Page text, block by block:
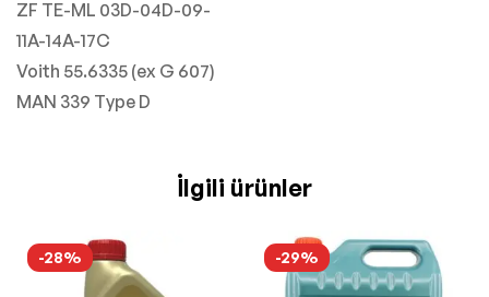
ZF TE-ML 03D-04D-09-
11A-14A-17C
Voith 55.6335 (ex G 607)
MAN 339 Type D
İlgili ürünler
-28% -29%